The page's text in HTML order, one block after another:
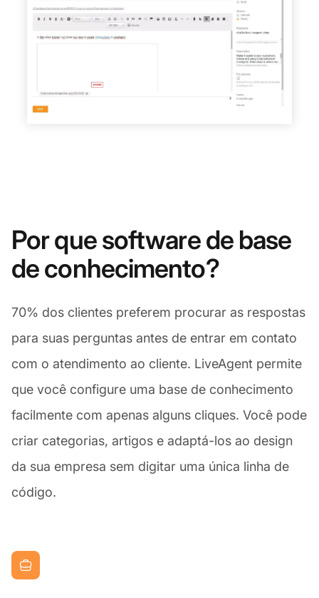
Por que software de base
de conhecimento?
70% dos clientes preferem procurar as respostas
para suas perguntas antes de entrar em contato
com o atendimento ao cliente. LiveAgent permite
que você configure uma base de conhecimento
facilmente com apenas alguns cliques. Você pode
criar categorias, artigos e adaptá-los ao design
da sua empresa sem digitar uma única linha de
código.